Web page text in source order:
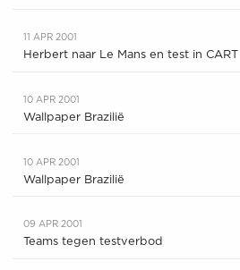
11 APR 2001
Herbert naar Le Mans en test in CART
10 APR 2001
Wallpaper Brazilië
10 APR 2001
Wallpaper Brazilië
09 APR 2001
Teams tegen testverbod